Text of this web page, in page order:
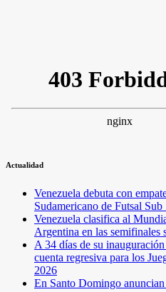
Actualidad
Venezuela debuta con
Sudamericano de Futsal Sub
Venezuela clasifica al
Argentina en las semifinales
A 34 días de su
cuenta regresiva para los
2026
En Santo Domingo